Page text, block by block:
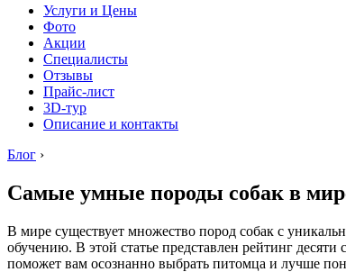
Услуги и Цены
Фото
Акции
Специалисты
Отзывы
Прайс-лист
3D-тур
Описание и контакты
Блог ›
Самые умные породы собак в
В мире существует множество пород собак с
обучению. В этой статье представлен рейтинг
поможет вам осознанно выбрать питомца и лучше